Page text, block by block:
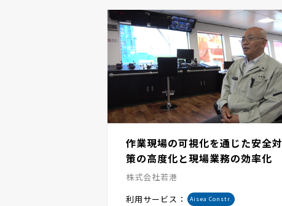
作業現場の可視化を通じた安全対
策の高度化と現場業務の効率化
株式会社若港
利用サービス：
Aisea Constr.